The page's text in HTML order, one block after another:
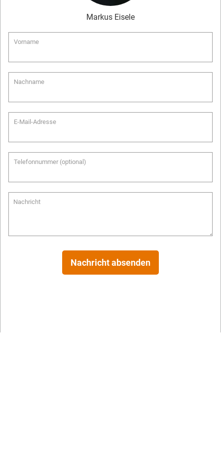
Markus Eisele
Vorname
Nachname
E-Mail-Adresse
Telefonnummer (optional)
Nachricht
Nachricht absenden